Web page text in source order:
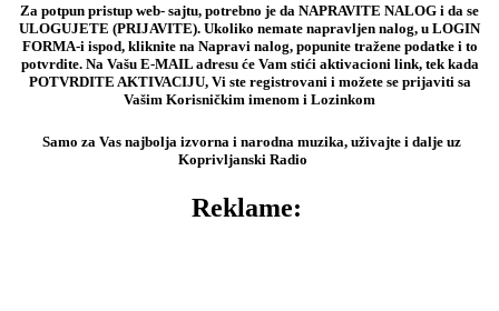
Za potpun pristup web- sajtu, potrebno je da NAPRAVITE NALOG i da se
ULOGUJETE (PRIJAVITE). Ukoliko nemate napravljen nalog, u LOGIN
FORMA-i ispod, kliknite na Napravi nalog, popunite tražene podatke i to
potvrdite. Na Vašu E-MAIL adresu će Vam stići aktivacioni link, tek kada
POTVRDITE AKTIVACIJU, Vi ste registrovani i možete se prijaviti sa
Vašim Korisničkim imenom i Lozinkom
Samo za Vas najbolja izvorna i narodna muzika, uživajte i dalje uz
Koprivljanski Radio
Reklame: